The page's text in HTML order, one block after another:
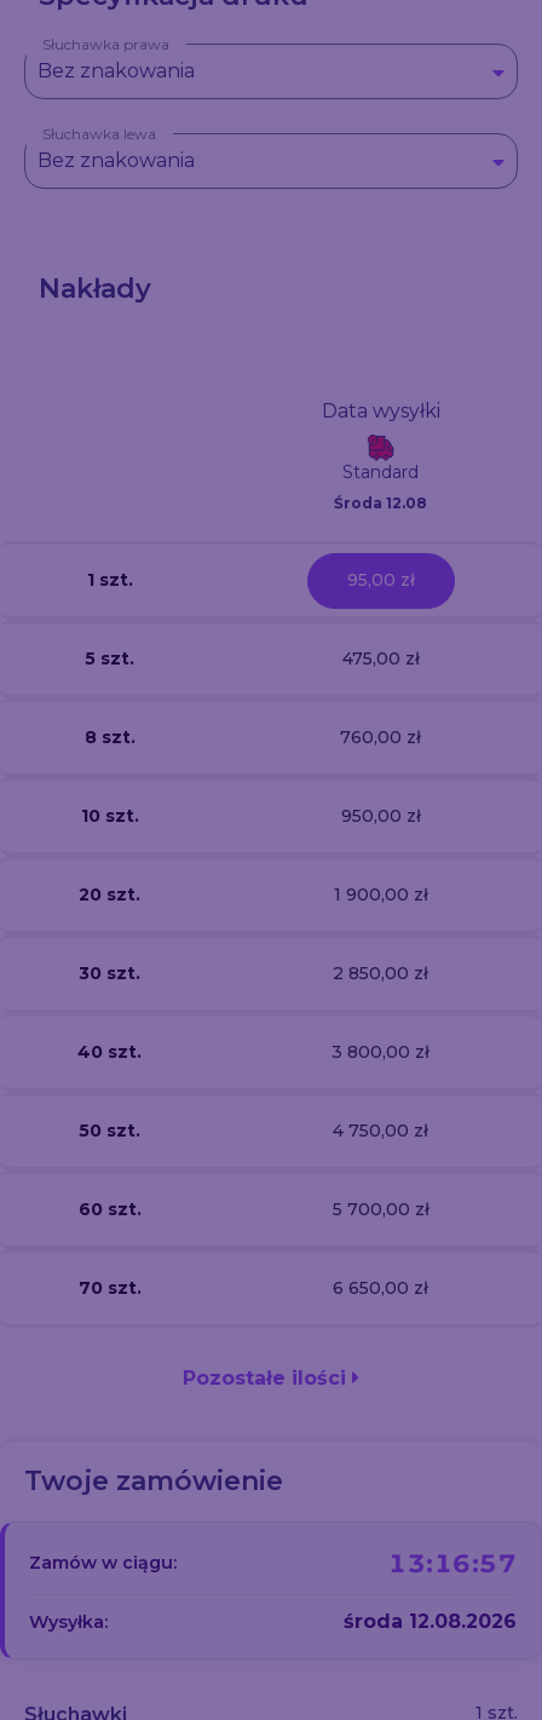
Słuchawka prawa
Bez znakowania
Słuchawka lewa
Bez znakowania
Nakłady
Data wysyłki
Standard
Środa 12.08
1 szt. 95,00 zł
5 szt. 475,00 zł
8 szt. 760,00 zł
10 szt. 950,00 zł
20 szt. 1 900,00 zł
30 szt. 2 850,00 zł
40 szt. 3 800,00 zł
50 szt. 4 750,00 zł
60 szt. 5 700,00 zł
70 szt. 6 650,00 zł
Pozostałe ilości
Twoje zamówienie
Zamów w ciągu: 13:16:57
Wysyłka: środa 12.08.2026
Słuchawki 1 szt.